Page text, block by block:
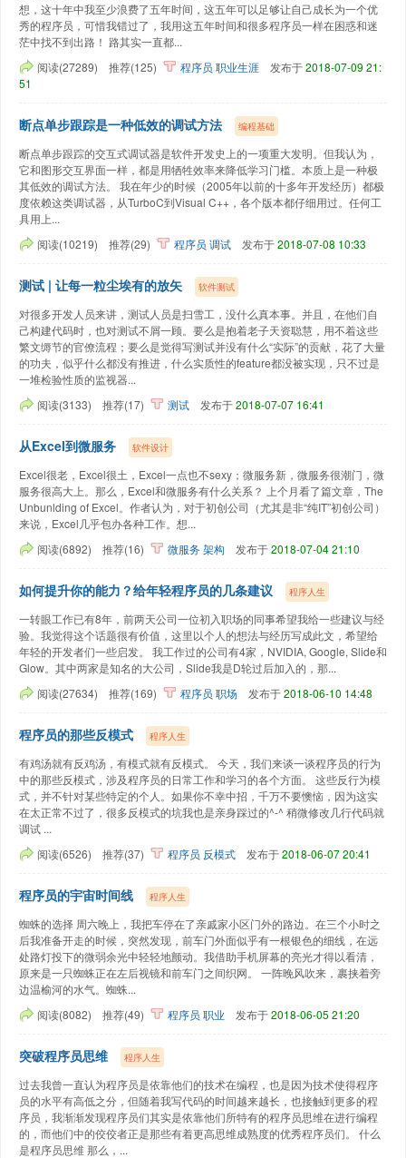
想，这十年中我至少浪费了五年时间，这五年可以足够让自己成长为一个优
秀的程序员，可惜我错过了，我用这五年时间和很多程序员一样在困惑和迷
茫中找不到出路！ 路其实一直都...
阅读(27289)
推荐(125) 程序员 职业生涯 发布于2018-07-09 21:
51
断点单步跟踪是一种低效的调试方法 编程基础
断点单步跟踪的交互式调试器是软件开发史上的一项重大发明。但我认为，
它和图形交互界面一样，都是用牺牲效率来降低学习门槛。本质上是一种极
其低效的调试方法。 我在年少的时候（2005年以前的十多年开发经历）都极
度依赖这类调试器，从TurboC到Visual C++，各个版本都仔细用过。任何工
具用上...
阅读(10219)
推荐(29) 程序员 调试 发布于2018-07-08 10:33
测试 | 让每一粒尘埃有的放矢 软件测试
对很多开发人员来讲，测试人员是扫雪工，没什么真本事。并且，在他们自
己构建代码时，也对测试不屑一顾。要么是抱着老子天资聪慧，用不着这些
繁文缛节的官僚流程；要么是觉得写测试并没有什么“实际”的贡献，花了大量
的功夫，似乎什么都没有推进，什么实质性的feature都没被实现，只不过是
一堆检验性质的监视器...
阅读(3133)
推荐(17) 测试 发布于2018-07-07 16:41
从Excel到微服务 软件设计
Excel很老，Excel很土，Excel一点也不sexy；微服务新，微服务很潮门，微
服务很高大上。那么，Excel和微服务有什么关系？ 上个月看了篇文章，The
Unbunlding of Excel。作者认为，对于初创公司（尤其是非“纯IT”初创公司）
来说，Excel几乎包办各种工作。想...
阅读(6892)
推荐(16) 微服务架构 发布于2018-07-04 21:10
如何提升你的能力？给年轻程序员的几条建议 程序人生
一转眼工作已有8年，前两天公司一位初入职场的同事希望我给一些建议与经
验。我觉得这个话题很有价值，这里以个人的想法与经历写成此文，希望给
年轻的开发者们一些启发。 我工作过的公司有4家，NVIDIA, Google, Slide和
Glow。其中两家是知名的大公司，Slide我是D轮过后加入的，那...
阅读(27634)
推荐(169) 程序员 职场 发布于2018-06-10 14:48
程序员的那些反模式 程序人生
有鸡汤就有反鸡汤，有模式就有反模式。 今天，我们来谈一谈程序员的行为
中的那些反模式，涉及程序员的日常工作和学习的各个方面。 这些反行为模
式，并不针对某些特定的个人。如果你不幸中招，千万不要懊恼，因为这实
在太正常不过了，很多反模式的坑我也是亲身踩过的^-^ 稍微修改几行代码就
调试 ...
阅读(6526)
推荐(37) 程序员 反模式 发布于2018-06-07 20:41
程序员的宇宙时间线 程序人生
蜘蛛的选择 周六晚上，我把车停在了亲戚家小区门外的路边。在三个小时之
后我准备开走的时候，突然发现，前车门外面似乎有一根银色的细线，在远
处路灯投下的微弱余光中轻轻地颤动。我借助手机屏幕的亮光才得以看清，
原来是一只蜘蛛正在左后视镜和前车门之间织网。 一阵晚风吹来，裹挟着旁
边温榆河的水气。蜘蛛...
阅读(8082)
推荐(49) 程序员 职业 发布于2018-06-05 21:20
突破程序员思维 程序人生
过去我曾一直认为程序员是依靠他们的技术在编程，也是因为技术使得程序
员的水平有高低之分，但随着我写代码的时间越来越长，也接触到更多的程
序员，我渐渐发现程序员们其实是依靠他们所特有的程序员思维在进行编程
的，而他们中的佼佼者正是那些有着更高思维成熟度的优秀程序员们。 什么
是程序员思维 那么，...